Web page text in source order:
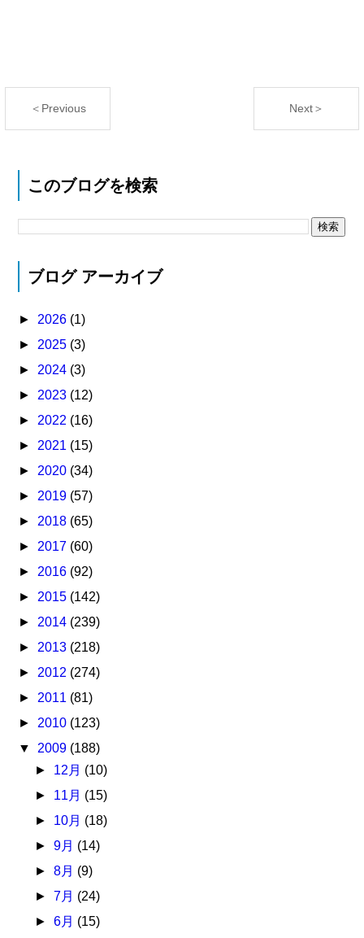
＜Previous Next＞
このブログを検索
ブログ アーカイブ
► 2026 (1)
► 2025 (3)
► 2024 (3)
► 2023 (12)
► 2022 (16)
► 2021 (15)
► 2020 (34)
► 2019 (57)
► 2018 (65)
► 2017 (60)
► 2016 (92)
► 2015 (142)
► 2014 (239)
► 2013 (218)
► 2012 (274)
► 2011 (81)
► 2010 (123)
▼ 2009 (188)
► 12月 (10)
► 11月 (15)
► 10月 (18)
► 9月 (14)
► 8月 (9)
► 7月 (24)
► 6月 (15)